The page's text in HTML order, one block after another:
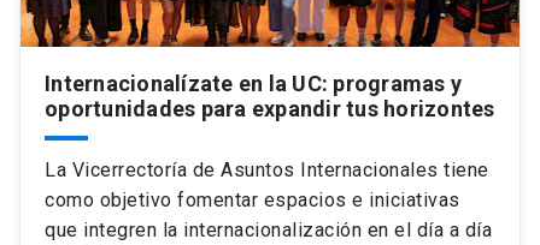
Internacionalízate en la UC: programas y
oportunidades para expandir tus horizontes
La Vicerrectoría de Asuntos Internacionales tiene
como objetivo fomentar espacios e iniciativas
que integren la internacionalización en el día a día